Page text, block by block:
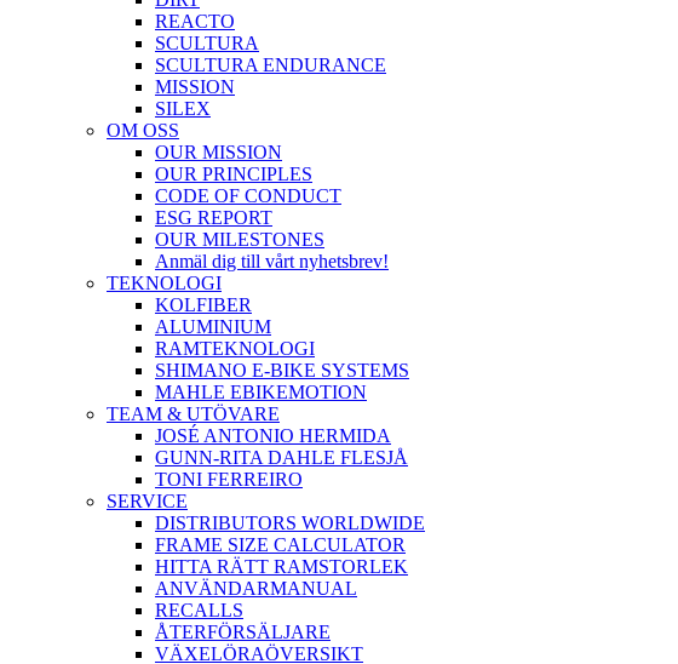
REACTO
SCULTURA
SCULTURA ENDURANCE
MISSION
SILEX
OM OSS
OUR MISSION
OUR PRINCIPLES
CODE OF CONDUCT
ESG REPORT
OUR MILESTONES
Anmäl dig till vårt nyhetsbrev!
TEKNOLOGI
KOLFIBER
ALUMINIUM
RAMTEKNOLOGI
SHIMANO E-BIKE SYSTEMS
MAHLE EBIKEMOTION
TEAM & UTÖVARE
JOSÉ ANTONIO HERMIDA
GUNN-RITA DAHLE FLESJÅ
TONI FERREIRO
SERVICE
DISTRIBUTORS WORLDWIDE
FRAME SIZE CALCULATOR
HITTA RÄTT RAMSTORLEK
ANVÄNDARMANUAL
RECALLS
ÅTERFÖRSÄLJARE
VÄXELÖRAÖVERSIKT